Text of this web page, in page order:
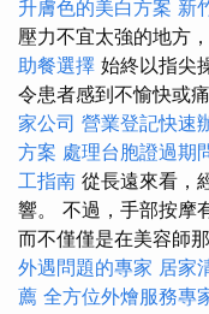
升膚色的美白方案 新
壓力不宜太強的地方
助餐選擇 始終以指尖
令患者感到不愉快或
家公司 營業登記快速
方案 處理台胞證過期
工指南 從長遠來看，
響。 不過，手部按摩
而不僅僅是在美容師
外遇問題的專家 居家
薦 全方位外燴服務專